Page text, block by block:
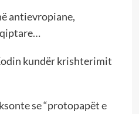
antievropiane,
kundër krishterimit
se “protopapët e